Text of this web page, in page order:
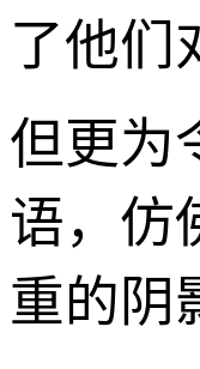
了他们
但更为
语，仿
重的阴